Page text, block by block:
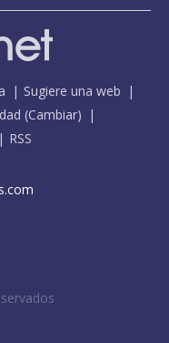
Sugiere una web
(Cambiar)
RSS